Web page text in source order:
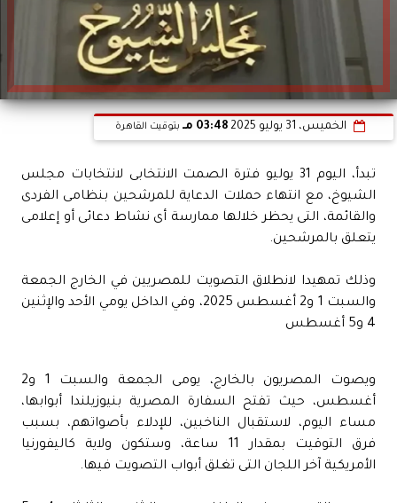
الخميس، 31 يوليو 2025 03:48 مـ بتوقيت القاهرة
تبدأ، اليوم 31 يوليو فترة الصمت الانتخابى لانتخابات مجلس
الشيوخ، مع انتهاء حملات الدعاية للمرشحين بنظامى الفردى
والقائمة، التى يحظر خلالها ممارسة أى نشاط دعائى أو إعلامى
يتعلق بالمرشحين.
وذلك تمهيدا لانطلاق التصويت للمصريين في الخارج الجمعة
والسبت 1 و2 أغسطس 2025، وفي الداخل يومي الأحد والإثنين
4 و5 أغسطس
ويصوت المصريون بالخارج، يومى الجمعة والسبت 1 و2
أغسطس، حيث تفتح السفارة المصرية بنيوزيلندا أبوابها،
مساء اليوم، لاستقبال الناخبين، للإدلاء بأصواتهم، بسبب
فرق التوقيت بمقدار 11 ساعة، وستكون ولاية كاليفورنيا
الأمريكية آخر اللجان التى تغلق أبواب التصويت فيها.